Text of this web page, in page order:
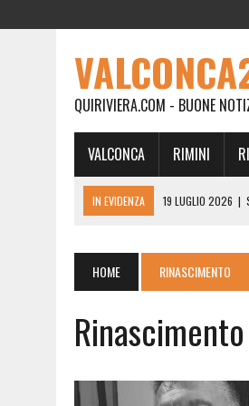
QUIRIVIERA.COM - BUONE
VALCONCA RIMINI
IN EVIDENZA 19 LUGLIO 2026 |
19 FEBBRAIO 2026 | RIMINI, A IL
28 GENNAIO 2026
DOVE LA
18 DICEMBRE 2025 | SAN
18 DICEMBRE 2025 | SAN
HOME RINASCIMENTO
Rinascimento